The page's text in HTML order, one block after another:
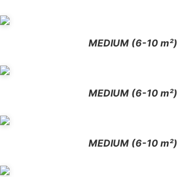
MEDIUM (6-10 m²)
MEDIUM (6-10 m²)
MEDIUM (6-10 m²)